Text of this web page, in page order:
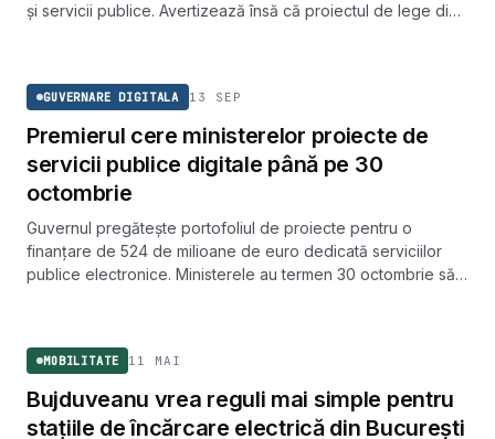
și servicii publice. Avertizează însă că proiectul de lege din
GUVERNARE DIGITALA 13 SEP
Premierul cere ministerelor proiecte de
servicii publice digitale până pe 30
octombrie
Guvernul pregătește portofoliul de proiecte pentru o
finanțare de 524 de milioane de euro dedicată serviciilor
publice electronice. Ministerele au termen 30 octombrie să
MOBILITATE 11 MAI
Bujduveanu vrea reguli mai simple pentru
stațiile de încărcare electrică din București